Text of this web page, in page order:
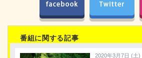
番組に関する記事